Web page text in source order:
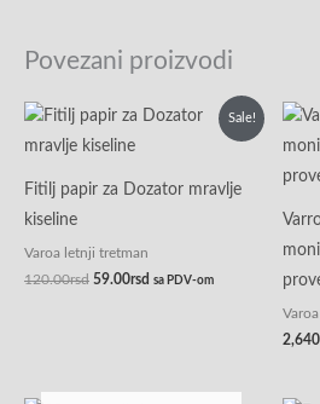
Povezani proizvodi
Sale!
Fitilj papir za Dozator mravlje
kiseline
Varoa letnji tretman
120.00rsd
Originalna
cena
je
120.00rsd.
59.00rsd
Trenutna
sa PDV-om